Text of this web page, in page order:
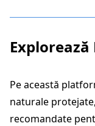
Pe această
naturale
recomandate